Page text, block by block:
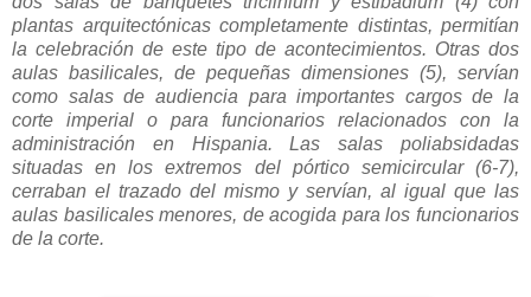
plantas arquitectónicas completamente distintas, permitían
la celebración de este tipo de acontecimientos. Otras dos
aulas basilicales, de pequeñas dimensiones (5), servían
como salas de audiencia para importantes cargos de la
corte imperial o para funcionarios relacionados con la
administración en Hispania. Las salas poliabsidadas
situadas en los extremos del pórtico semicircular (6-7),
cerraban el trazado del mismo y servían, al igual que las
aulas basilicales menores, de acogida para los funcionarios
de la corte.